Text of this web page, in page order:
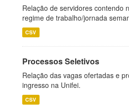
Relação de servidores contendo
regime de trabalho/jornada
CSV
Processos Seletivos
Relação das vagas ofertadas e
ingresso na Unifei.
CSV